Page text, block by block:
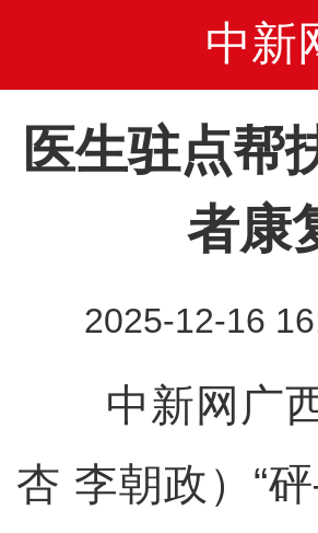
中新
医生驻点帮
者康
2025-12-16
中新网广西
杏 李朝政）“